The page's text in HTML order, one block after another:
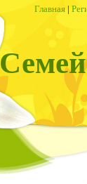
Главная |